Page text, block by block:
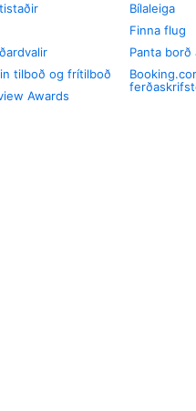
tilboð og frítilboð
Awards
Bílaleiga
Finna flug
Panta borð